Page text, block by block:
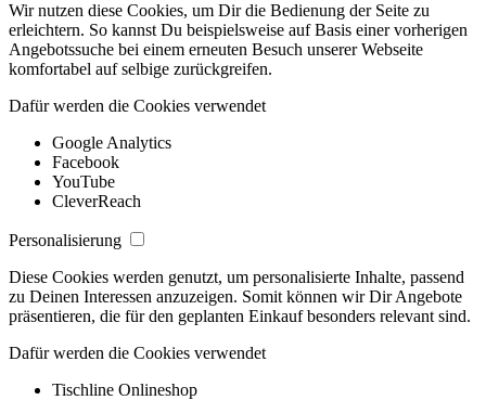
Wir nutzen diese Cookies, um Dir die Bedienung der Seite zu
erleichtern. So kannst Du beispielsweise auf Basis einer vorherigen
Angebotssuche bei einem erneuten Besuch unserer Webseite
komfortabel auf selbige zurückgreifen.
Dafür werden die Cookies verwendet
Google Analytics
Facebook
YouTube
CleverReach
Personalisierung
Diese Cookies werden genutzt, um personalisierte Inhalte, passend
zu Deinen Interessen anzuzeigen. Somit können wir Dir Angebote
präsentieren, die für den geplanten Einkauf besonders relevant sind.
Dafür werden die Cookies verwendet
Tischline Onlineshop